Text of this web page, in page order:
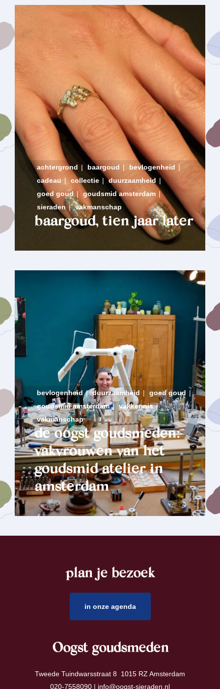
achtergrond | baargoud | bevlogenheid |
cadeau | collectie | duurzaamheid |
goed goud | goudsmid amsterdam |
sieraden | vakmanschap
baargoud, tien jaar later
bevlogenheid | duurzaamheid | goed goud |
goudsmid amsterdam | vakkennis |
vakmanschap
de oogst goudsmeden:
vakvrouwen van hét
goudsmid atelier in
amsterdam
plan je bezoek
in onze agenda
Oogst goudsmeden
Tweede Tuindwarsstraat 8 1015 RZ Amsterdam
020-7558090 | info@oogst-sieraden.nl